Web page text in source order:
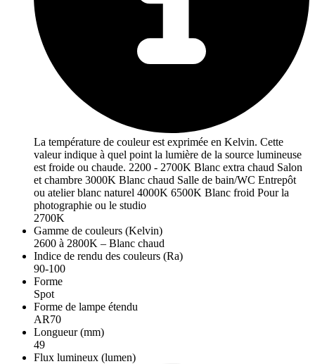
La température de couleur est exprimée en Kelvin. Cette
valeur indique à quel point la lumière de la source lumineuse
est froide ou chaude. 2200 - 2700K Blanc extra chaud Salon
et chambre 3000K Blanc chaud Salle de bain/WC Entrepôt
ou atelier blanc naturel 4000K 6500K Blanc froid Pour la
photographie ou le studio
2700K
Gamme de couleurs (Kelvin)
2600 à 2800K – Blanc chaud
Indice de rendu des couleurs (Ra)
90-100
Forme
Spot
Forme de lampe étendu
AR70
Longueur (mm)
49
Flux lumineux (lumen)